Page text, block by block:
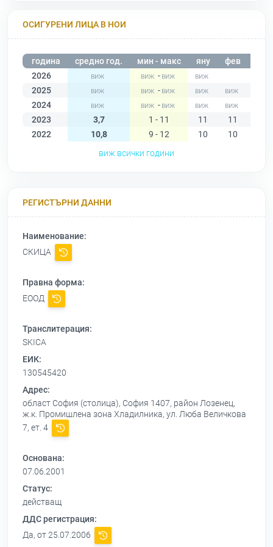
ОСИГУРЕНИ ЛИЦА В НОИ
година средно год. мин - макс яну фев
2026
-
2025
-
2024
-
2023
3,7 1 - 11 11 11
2022
10,8 9 - 12 10 10
виж всички години
РЕГИСТЪРНИ ДАННИ
Наименование:
СКИЦА
Правна форма:
ЕООД
Транслитерация:
SKICA
ЕИК:
130545420
Адрес:
област София (столица), София 1407, район Лозенец,
ж.к. Промишлена зона Хладилника, ул. Люба Величкова
7, ет. 4
Основана:
07.06.2001
Статус:
действащ
ДДС регистрация:
Да, от 25.07.2006